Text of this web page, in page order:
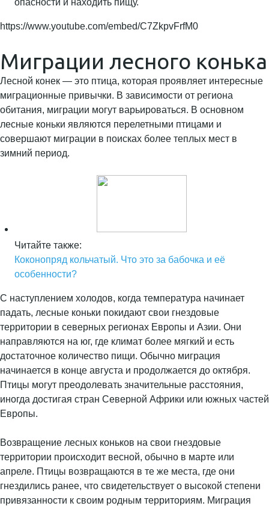
опасности и находить пищу.
https://www.youtube.com/embed/C7ZkpvFrfM0
Миграции лесного конька
Лесной конек — это птица, которая проявляет интересные
миграционные привычки. В зависимости от региона
обитания, миграции могут варьироваться. В основном
лесные коньки являются перелетными птицами и
совершают миграции в поисках более теплых мест в
зимний период.
Читайте также:
Коконопряд кольчатый. Что это за бабочка и её
особенности?
С наступлением холодов, когда температура начинает
падать, лесные коньки покидают свои гнездовые
территории в северных регионах Европы и Азии. Они
направляются на юг, где климат более мягкий и есть
достаточное количество пищи. Обычно миграция
начинается в конце августа и продолжается до октября.
Птицы могут преодолевать значительные расстояния,
иногда достигая стран Северной Африки или южных частей
Европы.
Возвращение лесных коньков на свои гнездовые
территории происходит весной, обычно в марте или
апреле. Птицы возвращаются в те же места, где они
гнездились ранее, что свидетельствует о высокой степени
привязанности к своим родным территориям. Миграция